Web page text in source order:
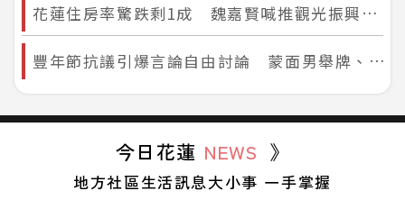
花蓮住房率驚跌剩1成 魏嘉賢喊推觀光振興方案、建旅遊保障機制救產業
豐年節抗議引爆言論自由討論 蒙面男舉牌、攜佩刀遭警依法帶離
今日花蓮 NEWS 》
地方社區生活訊息大小事 一手掌握